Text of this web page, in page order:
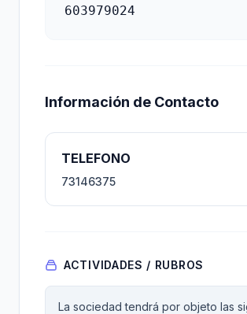
603979024
Información de Contacto
TELEFONO
73146375
ACTIVIDADES / RUBROS
La sociedad tendrá por objeto las